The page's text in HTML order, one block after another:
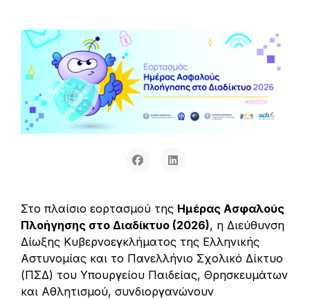
Στο πλαίσιο εορτασμού της Ημέρας Ασφαλούς
Πλοήγησης στο Διαδίκτυο (2026), η Διεύθυνση
Δίωξης Κυβερνοεγκλήματος της Ελληνικής
Αστυνομίας και το Πανελλήνιο Σχολικό Δίκτυο
(ΠΣΔ) του Υπουργείου Παιδείας, Θρησκευμάτων
και Αθλητισμού, συνδιοργανώνουν